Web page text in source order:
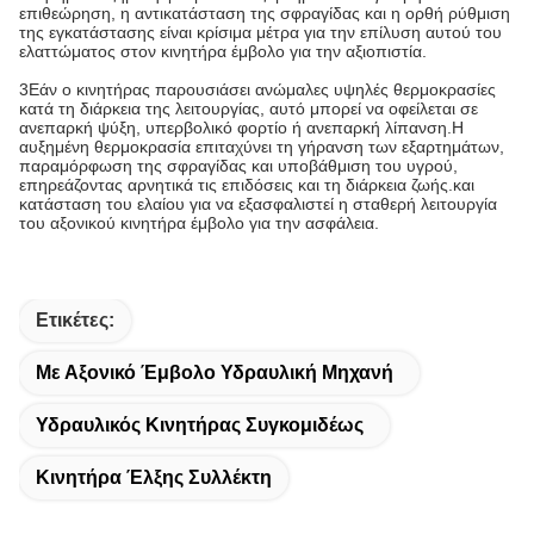
επιθεώρηση, η αντικατάσταση της σφραγίδας και η ορθή ρύθμιση
της εγκατάστασης είναι κρίσιμα μέτρα για την επίλυση αυτού του
ελαττώματος στον κινητήρα έμβολο για την αξιοπιστία.
3Εάν ο κινητήρας παρουσιάσει ανώμαλες υψηλές θερμοκρασίες
κατά τη διάρκεια της λειτουργίας, αυτό μπορεί να οφείλεται σε
ανεπαρκή ψύξη, υπερβολικό φορτίο ή ανεπαρκή λίπανση.Η
αυξημένη θερμοκρασία επιταχύνει τη γήρανση των εξαρτημάτων,
παραμόρφωση της σφραγίδας και υποβάθμιση του υγρού,
επηρεάζοντας αρνητικά τις επιδόσεις και τη διάρκεια ζωής.και
κατάσταση του ελαίου για να εξασφαλιστεί η σταθερή λειτουργία
του αξονικού κινητήρα έμβολο για την ασφάλεια.
Ετικέτες:
Με Αξονικό Έμβολο Υδραυλική Μηχανή
Υδραυλικός Κινητήρας Συγκομιδέως
Κινητήρα Έλξης Συλλέκτη